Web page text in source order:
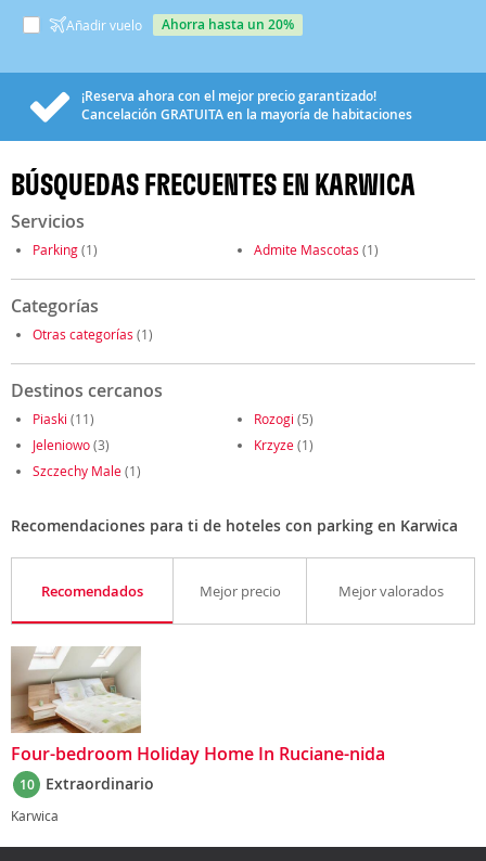
Añadir vuelo ahorra hasta un 20%
¡Reserva ahora con el mejor precio garantizado!
Cancelación GRATUITAen la mayoría de habitaciones
BÚSQUEDAS FRECUENTES EN KARWICA
Servicios
Parking(1) Admite Mascotas (1)
Categorías
Otras categorías (1)
Destinos cercanos
Piaski (11) Rozogi (5)
Jeleniowo(3) Krzyze(1)
Szczechy Male(1)
Recomendaciones para ti de hoteles con parking en Karwica
Recomendados Mejor precio Mejor valorados
Four-bedroom Holiday Home In Ruciane-nida
10 Extraordinario
Karwica